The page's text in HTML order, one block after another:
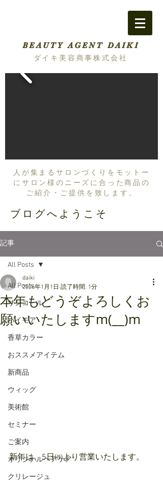
BEAUTY AGENT DAIKI
ダイキ美容商事株式会社
人が集まるサロンづくりをモットー
にサロン様のニーズに合った商品の
ご紹介・ご提供を致します。
ブログへようこそ
記事
All Posts
サンコール
パイモア
香草カラー
おススメアイテム
新商品
ウィッグ
美術館
セミナー
ご案内
オリジナルヘアケア
クリレージュ
All Posts
本年もどうぞよろしくお
願いいたしますm(__)m
daiki
2026年1月1日 読了時間: 1分
新年は、5日㈪より営業いたします。